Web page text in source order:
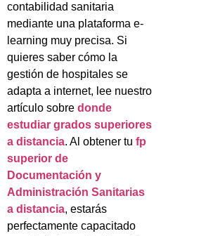
contabilidad sanitaria
mediante una plataforma e-
learning muy precisa. Si
quieres saber cómo la
gestión de hospitales se
adapta a internet, lee nuestro
artículo sobre donde
estudiar grados superiores
a distancia. Al obtener tu fp
superior de
Documentación y
Administración Sanitarias
a distancia, estarás
perfectamente capacitado